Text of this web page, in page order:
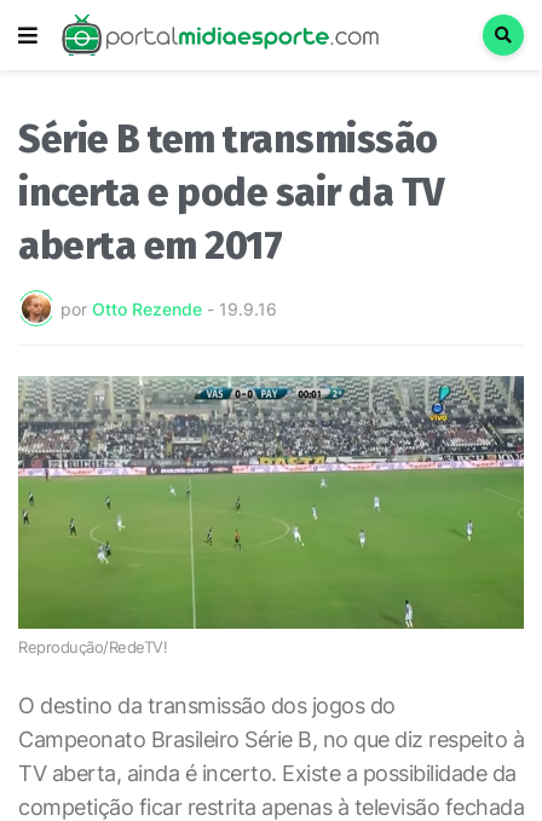
Série B tem transmissão
incerta e pode sair da TV
aberta em 2017
por Otto Rezende - 19.9.16
Reprodução/RedeTV!
O destino da transmissão dos jogos do
Campeonato Brasileiro Série B, no que diz respeito à
TV aberta, ainda é incerto. Existe a possibilidade da
competição ficar restrita apenas à televisão fechada